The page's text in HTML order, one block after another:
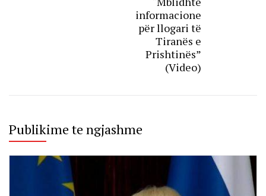
informacione
për llogari të
Tiranës e
Prishtinës”
(Video)
Publikime te ngjashme